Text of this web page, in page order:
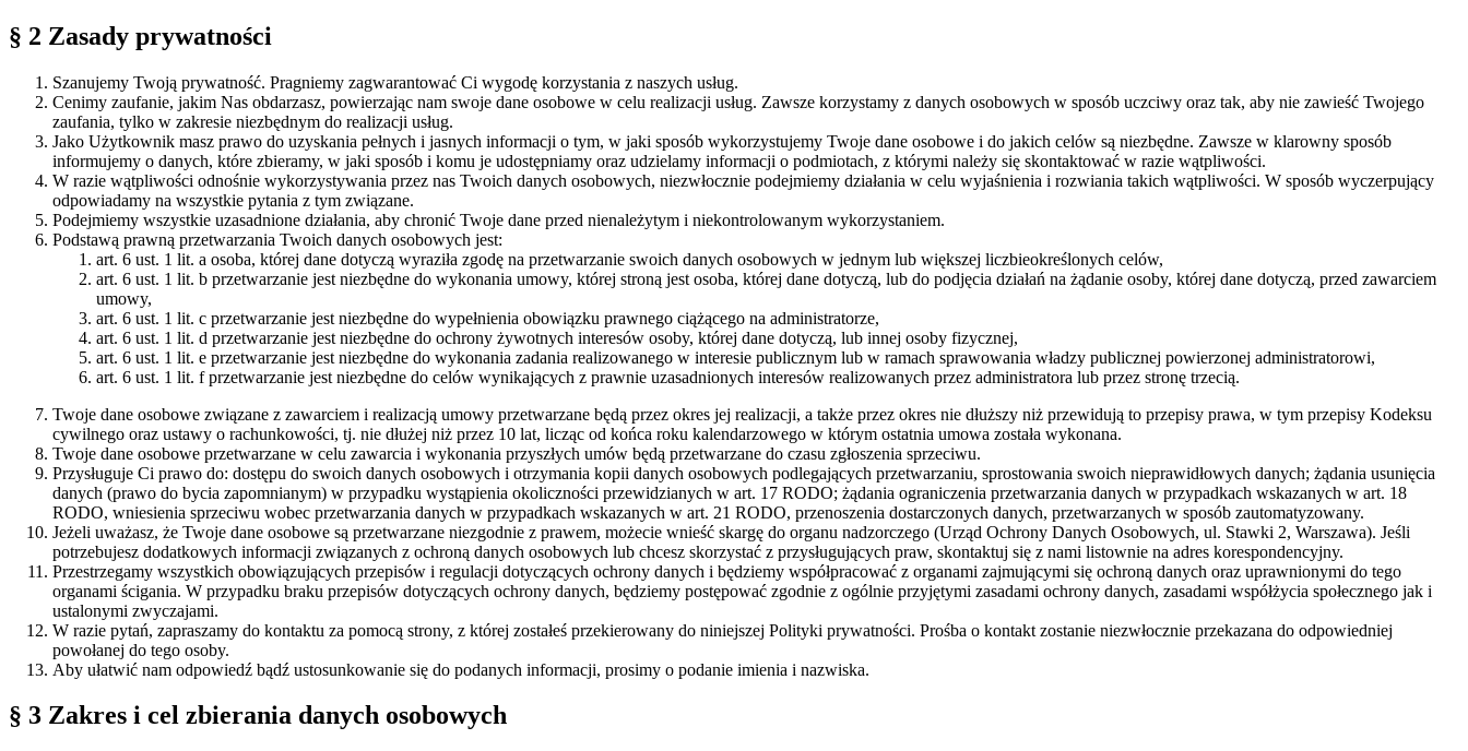
§ 2 Zasady prywatności
Szanujemy Twoją prywatność. Pragniemy zagwarantować Ci wygodę korzystania z naszych usług.
Cenimy zaufanie, jakim Nas obdarzasz, powierzając nam swoje dane osobowe w celu realizacji usług. Zawsze korzystamy z danych osobowych w sposób uczciwy oraz tak, aby nie zawieść Twojego
zaufania, tylko w zakresie niezbędnym do realizacji usług.
Jako Użytkownik masz prawo do uzyskania pełnych i jasnych informacji o tym, w jaki sposób wykorzystujemy Twoje dane osobowe i do jakich celów są niezbędne. Zawsze w klarowny sposób
informujemy o danych, które zbieramy, w jaki sposób i komu je udostępniamy oraz udzielamy informacji o podmiotach, z którymi należy się skontaktować w razie wątpliwości.
W razie wątpliwości odnośnie wykorzystywania przez nas Twoich danych osobowych, niezwłocznie podejmiemy działania w celu wyjaśnienia i rozwiania takich wątpliwości. W sposób wyczerpujący
odpowiadamy na wszystkie pytania z tym związane.
Podejmiemy wszystkie uzasadnione działania, aby chronić Twoje dane przed nienależytym i niekontrolowanym wykorzystaniem.
Podstawą prawną przetwarzania Twoich danych osobowych jest:
art. 6 ust. 1 lit. a osoba, której dane dotyczą wyraziła zgodę na przetwarzanie swoich danych osobowych w jednym lub większej liczbieokreślonych celów,
art. 6 ust. 1 lit. b przetwarzanie jest niezbędne do wykonania umowy, której stroną jest osoba, której dane dotyczą, lub do podjęcia działań na żądanie osoby, której dane dotyczą, przed zawarciem
umowy,
art. 6 ust. 1 lit. c przetwarzanie jest niezbędne do wypełnienia obowiązku prawnego ciążącego na administratorze,
art. 6 ust. 1 lit. d przetwarzanie jest niezbędne do ochrony żywotnych interesów osoby, której dane dotyczą, lub innej osoby fizycznej,
art. 6 ust. 1 lit. e przetwarzanie jest niezbędne do wykonania zadania realizowanego w interesie publicznym lub w ramach sprawowania władzy publicznej powierzonej administratorowi,
art. 6 ust. 1 lit. f przetwarzanie jest niezbędne do celów wynikających z prawnie uzasadnionych interesów realizowanych przez administratora lub przez stronę trzecią.
Twoje dane osobowe związane z zawarciem i realizacją umowy przetwarzane będą przez okres jej realizacji, a także przez okres nie dłuższy niż przewidują to przepisy prawa, w tym przepisy Kodeksu
cywilnego oraz ustawy o rachunkowości, tj. nie dłużej niż przez 10 lat, licząc od końca roku kalendarzowego w którym ostatnia umowa została wykonana.
Twoje dane osobowe przetwarzane w celu zawarcia i wykonania przyszłych umów będą przetwarzane do czasu zgłoszenia sprzeciwu.
Przysługuje Ci prawo do: dostępu do swoich danych osobowych i otrzymania kopii danych osobowych podlegających przetwarzaniu, sprostowania swoich nieprawidłowych danych; żądania usunięcia
danych (prawo do bycia zapomnianym) w przypadku wystąpienia okoliczności przewidzianych w art. 17 RODO; żądania ograniczenia przetwarzania danych w przypadkach wskazanych w art. 18
RODO, wniesienia sprzeciwu wobec przetwarzania danych w przypadkach wskazanych w art. 21 RODO, przenoszenia dostarczonych danych, przetwarzanych w sposób zautomatyzowany.
Jeżeli uważasz, że Twoje dane osobowe są przetwarzane niezgodnie z prawem, możecie wnieść skargę do organu nadzorczego (Urząd Ochrony Danych Osobowych, ul. Stawki 2, Warszawa). Jeśli
potrzebujesz dodatkowych informacji związanych z ochroną danych osobowych lub chcesz skorzystać z przysługujących praw, skontaktuj się z nami listownie na adres korespondencyjny.
Przestrzegamy wszystkich obowiązujących przepisów i regulacji dotyczących ochrony danych i będziemy współpracować z organami zajmującymi się ochroną danych oraz uprawnionymi do tego
organami ścigania. W przypadku braku przepisów dotyczących ochrony danych, będziemy postępować zgodnie z ogólnie przyjętymi zasadami ochrony danych, zasadami współżycia społecznego jak i
ustalonymi zwyczajami.
W razie pytań, zapraszamy do kontaktu za pomocą strony, z której zostałeś przekierowany do niniejszej Polityki prywatności. Prośba o kontakt zostanie niezwłocznie przekazana do odpowiedniej
powołanej do tego osoby.
Aby ułatwić nam odpowiedź bądź ustosunkowanie się do podanych informacji, prosimy o podanie imienia i nazwiska.
§ 3 Zakres i cel zbierania danych osobowych